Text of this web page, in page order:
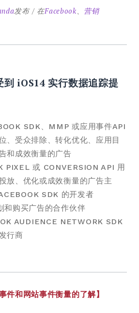
发布 在Facebook、 营销
到 iOS14 实行数据追踪提
SDK、MMP 或应用事件API
、受众排除、转化优化、应用目
和成效衡量的广告
PIXEL 或 CONVERSION API 用
放、优化或成效衡量的广告主
SDK 的开发者
和购买广告的合作伙伴
AUDIENCE NETWORK SDK
行商
件和网站事件衡量的了解】